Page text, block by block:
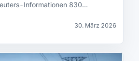
Informationen 830…
30. März 2026